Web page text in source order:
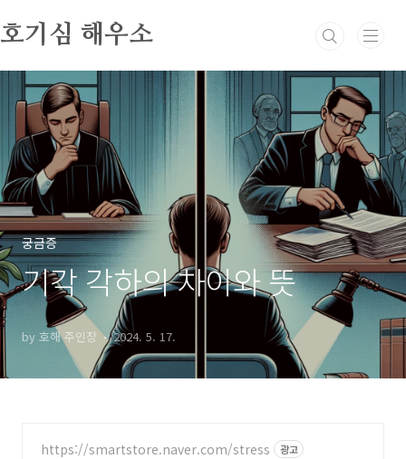
호기심 해우소
궁금증
기각 각하의 차이와 뜻
by 호해 주인장 2024. 5. 17.
https://smartstore.naver.com/stress 광고